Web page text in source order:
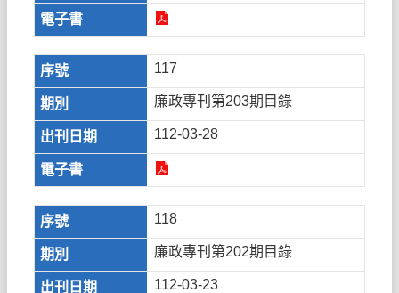
117
廉政專刊第203期目錄
112-03-28
118
廉政專刊第202期目錄
112-03-23